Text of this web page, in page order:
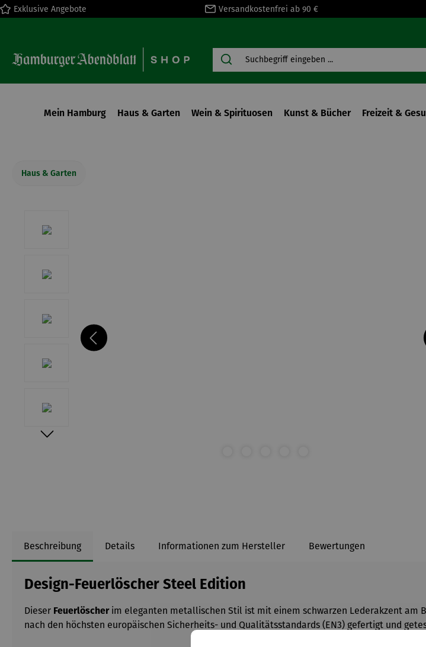
Zur Hauptnavigation springen
Exklusive Angebote Versandkostenfrei ab 90 €
Mein Hamburg Haus & Garten Wein & Spirituosen Kunst & Bücher Freizeit &
Haus & Garten
Beschreibung Details Informationen zum Hersteller Bewertungen
Design-Feuerlöscher Steel Edition
Dieser Feuerlöscherim eleganten metallischen Stil ist mit einem schwarzen Lederakzent am
nach den höchsten europäischen Sicherheits- und Qualitätsstandards (EN3) gefertigt und